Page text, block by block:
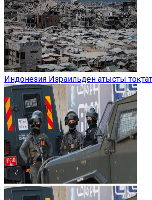
Индонезия Израильден атысты